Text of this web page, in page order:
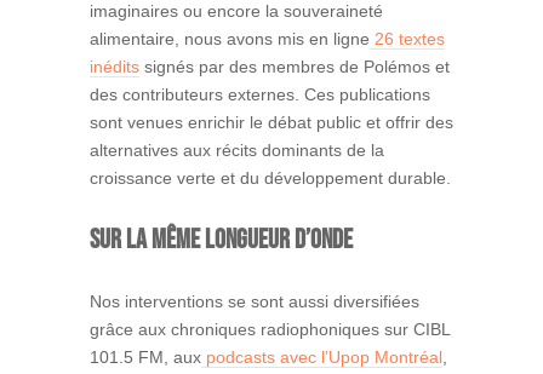
imaginaires ou encore la souveraineté
alimentaire, nous avons mis en ligne 26 textes
inédits signés par des membres de Polémos et
des contributeurs externes. Ces publications
sont venues enrichir le débat public et offrir des
alternatives aux récits dominants de la
croissance verte et du développement durable.
Sur la même longueur d’onde
Nos interventions se sont aussi diversifiées
grâce aux chroniques radiophoniques sur CIBL
101.5 FM, aux podcasts avec l’Upop Montréal